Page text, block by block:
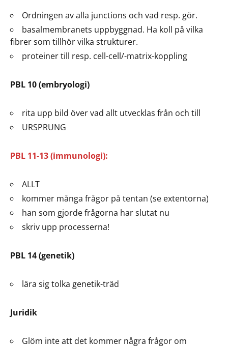
Ordningen av alla junctions och vad resp. gör.
basalmembranets uppbyggnad. Ha koll på vilka
fibrer som tillhör vilka strukturer.
proteiner till resp. cell-cell/-matrix-koppling
PBL 10 (embryologi)
rita upp bild över vad allt utvecklas från och till
URSPRUNG
PBL 11-13 (immunologi):
ALLT
kommer många frågor på tentan (se extentorna)
han som gjorde frågorna har slutat nu
skriv upp processerna!
PBL 14 (genetik)
lära sig tolka genetik-träd
Juridik
Glöm inte att det kommer några frågor om